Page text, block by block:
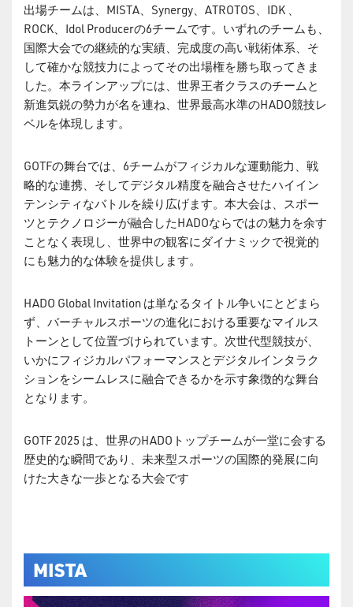
出場チームは、MISTA、Synergy、ATROTOS、IDK 、
ROCK、Idol Producerの6チームです。いずれのチームも、
国際大会での継続的な実績、完成度の高い戦術体系、そ
して確かな競技力によってその出場権を勝ち取ってきま
した。本ラインアップには、世界王者クラスのチームと
新進気鋭の勢力が名を連ね、世界最高水準のHADO競技レ
ベルを体現します。
GOTFの舞台では、6チームがフィジカルな運動能力、戦
略的な連携、そしてデジタル精度を融合させたハイイン
テンシティなバトルを繰り広げます。本大会は、スポー
ツとテクノロジーが融合したHADOならではの魅力を余す
ことなく表現し、世界中の観客にダイナミックで視覚的
にも魅力的な体験を提供します。
HADO Global Invitation は単なるタイトル争いにとどまら
ず、バーチャルスポーツの進化における重要なマイルス
トーンとして位置づけられています。次世代型競技が、
いかにフィジカルパフォーマンスとデジタルインタラク
ションをシームレスに融合できるかを示す象徴的な舞台
となります。
GOTF 2025 は、世界のHADOトップチームが一堂に会する
歴史的な瞬間であり、未来型スポーツの国際的発展に向
けた大きな一歩となる大会です
MISTA